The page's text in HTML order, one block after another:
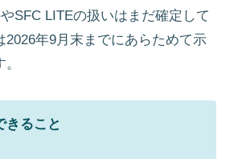
SFC LITEの扱いはまだ確定して
2026年9月末までにあらためて示
きること